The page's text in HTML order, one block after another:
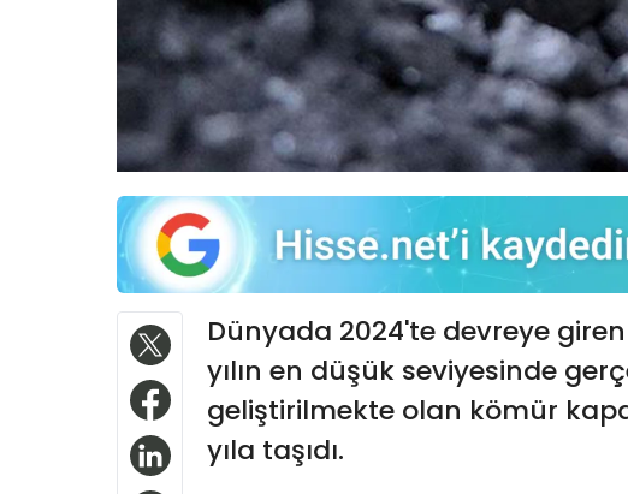
Dünyada 2024'te devreye
yılın en düşük seviyesinde
geliştirilmekte olan kömür
yıla taşıdı.